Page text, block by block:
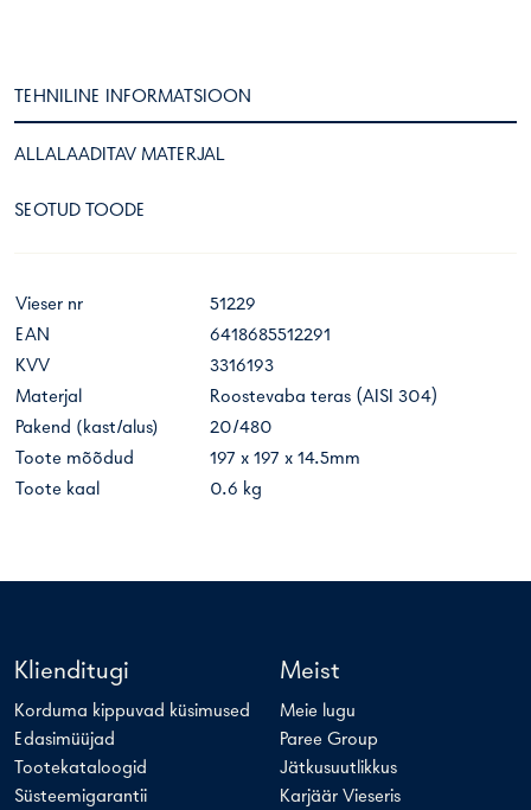
TEHNILINE INFORMATSIOON
ALLALAADITAV MATERJAL
SEOTUD TOODE
Vieser nr
51229
EAN
6418685512291
KVV
3316193
Materjal
Roostevaba teras (AISI 304)
Pakend (kast/alus)
20/480
Toote mõõdud
197 x 197 x 14.5mm
Toote kaal
0.6 kg
Klienditugi
Korduma kippuvad küsimused
Edasimüüjad
Tootekataloogid
Süsteemigarantii
Meist
Meie lugu
Paree Group
Jätkusuutlikkus
Karjäär Vieseris